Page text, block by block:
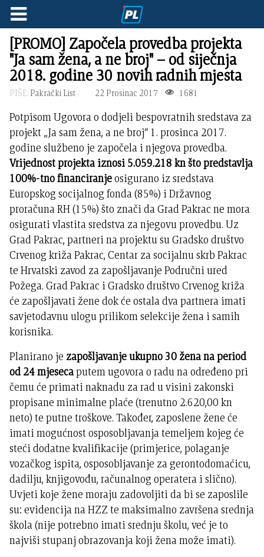
[PROMO] Započela provedba projekta
"Ja sam žena, a ne broj" – od siječnja
2018. godine 30 novih radnih mjesta
PIŠE: Pakrački List 22 Prosinac 2017 1681
Potpisom Ugovora o dodjeli bespovratnih sredstava za
projekt „Ja sam žena, a ne broj“ 1. prosinca 2017.
godine službeno je započela i njegova provedba.
Vrijednost projekta iznosi 5.059.218 kn što predstavlja
100%-tno financiranjeosigurano iz sredstava
Europskog socijalnog fonda (85%) i Državnog
proračuna RH (15%) što znači da Grad Pakrac ne mora
osigurati vlastita sredstva za njegovu provedbu. Uz
Grad Pakrac, partneri na projektu su Gradsko društvo
Crvenog križa Pakrac, Centar za socijalnu skrb Pakrac
te Hrvatski zavod za zapošljavanje Područni ured
Požega. Grad Pakrac i Gradsko društvo Crvenog križa
će zapošljavati žene dok će ostala dva partnera imati
savjetodavnu ulogu prilikom selekcije žena i samih
korisnika.
Planirano je zapošljavanje ukupno 30 žena na period
od 24 mjesecaputem ugovora o radu na određeno pri
čemu će primati naknadu za rad u visini zakonski
propisane minimalne plaće (trenutno 2.620,00 kn
neto) te putne troškove. Također, zaposlene žene će
imati mogućnost osposobljavanja temeljem kojeg će
steći dodatne kvalifikacije (primjerice, polaganje
vozačkog ispita, osposobljavanje za gerontodomaćicu,
dadilju, knjigovođu, računalnog operatera i slično).
Uvjeti koje žene moraju zadovoljiti da bi se zaposlile
su: evidencija na HZZ te maksimalno završena srednja
škola (nije potrebno imati srednju školu, već je to
najviši stupanj obrazovanja koji žena može imati).